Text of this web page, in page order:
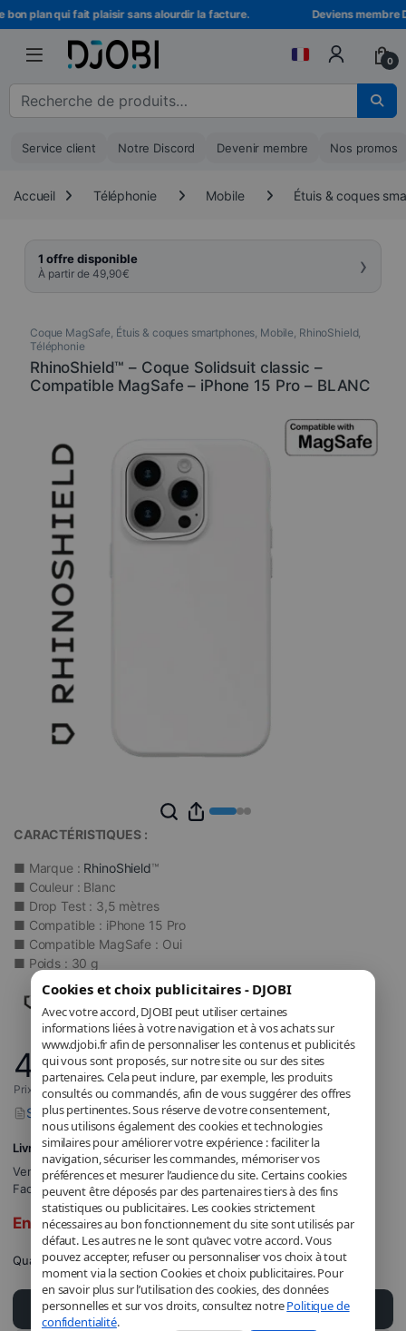
Cookies et choix publicitaires - DJOBI
Avec votre accord, DJOBI peut utiliser certaines
informations liées à votre navigation et à vos achats sur
www.djobi.fr afin de personnaliser les contenus et publicités
qui vous sont proposés, sur notre site ou sur des sites
partenaires. Cela peut inclure, par exemple, les produits
consultés ou commandés, afin de vous suggérer des offres
plus pertinentes. Sous réserve de votre consentement,
nous utilisons également des cookies et technologies
similaires pour améliorer votre expérience : faciliter la
navigation, sécuriser les commandes, mémoriser vos
préférences et mesurer l’audience du site. Certains cookies
peuvent être déposés par des partenaires tiers à des fins
statistiques ou publicitaires. Les cookies strictement
nécessaires au bon fonctionnement du site sont utilisés par
défaut. Les autres ne le sont qu’avec votre accord. Vous
pouvez accepter, refuser ou personnaliser vos choix à tout
moment via la section Cookies et choix publicitaires. Pour
en savoir plus sur l’utilisation des cookies, des données
personnelles et sur vos droits, consultez notrePolitique de
confidentialité.
Skip to navigation
Skip to content
plan qui fait plaisir sans alourdir la facture. Deviens membre
0
Recherche pour :
Service client Notre Discord Devenir membre Nos promos
Accueil Téléphonie Mobile Étuis & coques
1 offre disponible
À partir de 49,90€ ›
Coque MagSafe, Étuis & coques smartphones, Mobile, RhinoShield,
Téléphonie
RhinoShield™ – Coque Solidsuit classic –
Compatible MagSafe – iPhone 15 Pro – BLANC
CARACTÉRISTIQUES :
■ Marque : RhinoShield™
■ Couleur : Blanc
■ Drop Test : 3,5 mètres
■ Compatible : iPhone 15 Pro
■ Compatible MagSafe : Oui
■ Poids : 30 g
49,90€
Prix incluant la TVA applicable.
Signaler un problème avec ce produit
Livraison à 5,71€
Vendu et expédié parDJOBI_FR.
Facturé par DJOBI.
En rupture de stock
Quantité
Ajouter au panier